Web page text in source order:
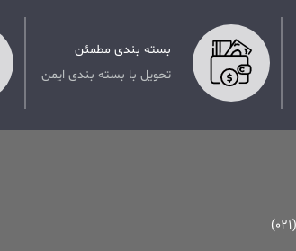
بسته بندی مطمئن
تحویل با بسته بندی ایمن